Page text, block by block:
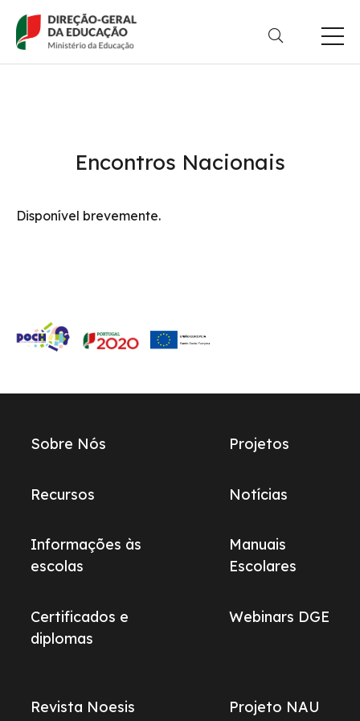
Encontros Nacionais
Disponível brevemente.
Links
do
Sobre Nós Projetos
Recursos Notícias
Informações às
escolas
Manuais
Escolares
Certificados e
diplomas
Webinars DGE
Revista Noesis Projeto NAU